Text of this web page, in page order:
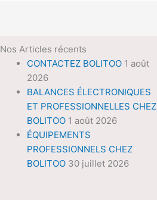
Nos Articles récents
CONTACTEZ BOLITOO 1 août
2026
BALANCES ÉLECTRONIQUES
ET PROFESSIONNELLES CHEZ
BOLITOO 1 août 2026
ÉQUIPEMENTS
PROFESSIONNELS CHEZ
BOLITOO 30 juillet 2026